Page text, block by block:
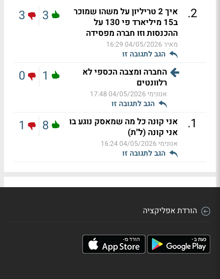
2
.
איך 2 טריליון על משהו שמוכר
ב15 מיליארד פי 130 על
ההכנסות וזו חברה מפסידה
מאיר04/05/2026 16:29
הגב לתגובה זו
3
3
החברה ומצבה הכספי לא
רלוונטים
אנונימי04/05/2026 17:48
הגב לתגובה זו
1
0
1
.
אני קונה כל מה שמאסק נוגע בו
אני קונה (ל"ת)
אנונימי04/05/2026 16:24
הגב לתגובה זו
8
1
הורדת אפליקציה